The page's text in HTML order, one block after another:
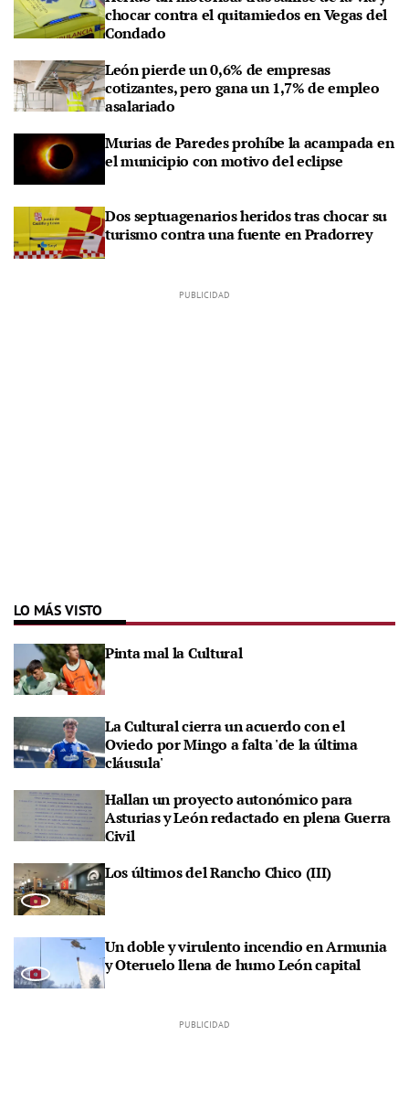
chocar contra el quitamiedos en Vegas del
Condado
León pierde un 0,6% de empresas
cotizantes, pero gana un 1,7% de empleo
asalariado
Murias de Paredes prohíbe la acampada en
el municipio con motivo del eclipse
Dos septuagenarios heridos tras chocar su
turismo contra una fuente en Pradorrey
LO MÁS VISTO
Pinta mal la Cultural
La Cultural cierra un acuerdo con el
Oviedo por Mingo a falta 'de la última
cláusula'
Hallan un proyecto autonómico para
Asturias y León redactado en plena Guerra
Civil
Los últimos del Rancho Chico (III)
Un doble y virulento incendio en Armunia
y Oteruelo llena de humo León capital